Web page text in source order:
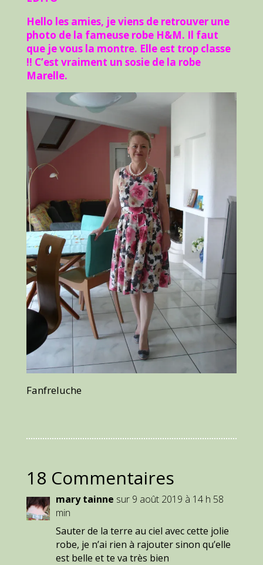
Hello les amies, je viens de retrouver une
photo de la fameuse robe H&M. Il faut
que je vous la montre. Elle est trop classe
!! C’est vraiment un sosie de la robe
Marelle.
Fanfreluche
18 Commentaires
mary tainne sur 9 août 2019 à 14 h 58
min
Sauter de la terre au ciel avec cette jolie
robe, je n’ai rien à rajouter sinon qu’elle
est belle et te va très bien